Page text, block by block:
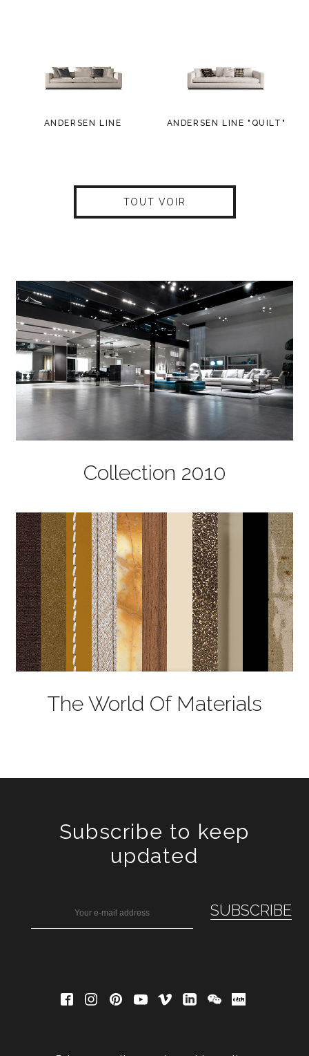
ANDERSEN LINE ANDERSEN LINE "QUILT"
TOUT VOIR
Collection 2010
The World Of Materials
Subscribe to keep
updated